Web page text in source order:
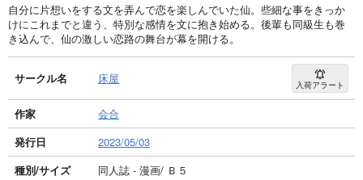
自分に片想いをする文を弄んで恋を楽しんでいた仙。些細な事をきっか
けにこれまでと違う、特別な感情を文に抱き始める。後輩も同級生も巻
き込んで、仙の激しい恋路の舞台が幕を開ける。
サークル名 床屋 入荷アラート
作家
会合
発行日
2023/05/03
種別/サイズ
同人誌 - 漫画/ Ｂ５